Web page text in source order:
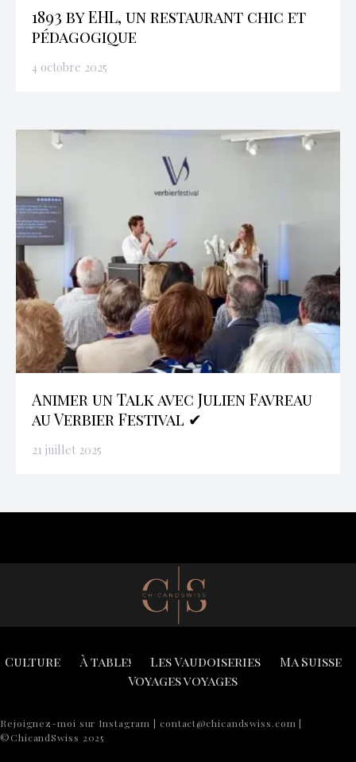
1893 by EHL, un restaurant chic et
pédagogique
4 octobre 2025
Animer un Talk avec Julien Favreau
au Verbier Festival ✔
21 juillet 2025
Culture À table! Les Vaudoiseries
Ma Suisse
Voyages voyages
Rejoignez-moi sur Instagram | contact@chicandswiss.com |
©ChicandSwiss 2025